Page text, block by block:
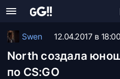
Swen 12.04.2017 в 18:00
North создала
по CS:GO